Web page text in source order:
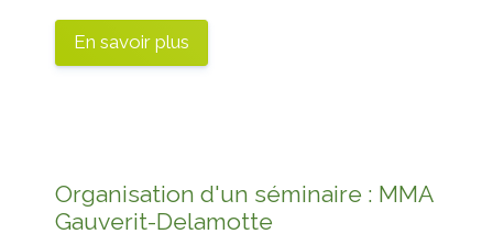
En savoir plus
Organisation d'un séminaire : MMA
Gauverit-Delamotte